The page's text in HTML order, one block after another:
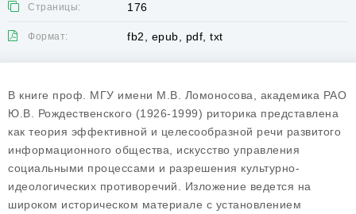
Страницы: 176
Формат: fb2, epub, pdf, txt
В книге проф. МГУ имени М.В. Ломоносова, академика РАО
Ю.В. Рождественского (1926-1999) риторика представлена
как теория эффективной и целесообразной речи развитого
информационного общества, искусство управления
социальными процессами и разрешения культурно-
идеологических противоречий. Изложение ведется на
широком историческом материале с установлением